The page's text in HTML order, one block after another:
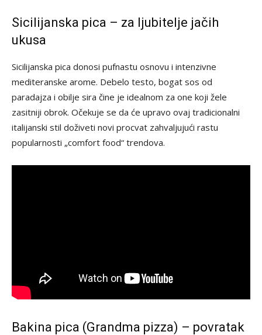
Sicilijanska pica – za ljubitelje jačih
ukusa
Sicilijanska pica donosi pufnastu osnovu i intenzivne
mediteranske arome. Debelo testo, bogat sos od
paradajza i obilje sira čine je idealnom za one koji žele
zasitniji obrok. Očekuje se da će upravo ovaj tradicionalni
italijanski stil doživeti novi procvat zahvaljujući rastu
popularnosti „comfort food“ trendova.
Bakina pica (Grandma pizza) – povratak